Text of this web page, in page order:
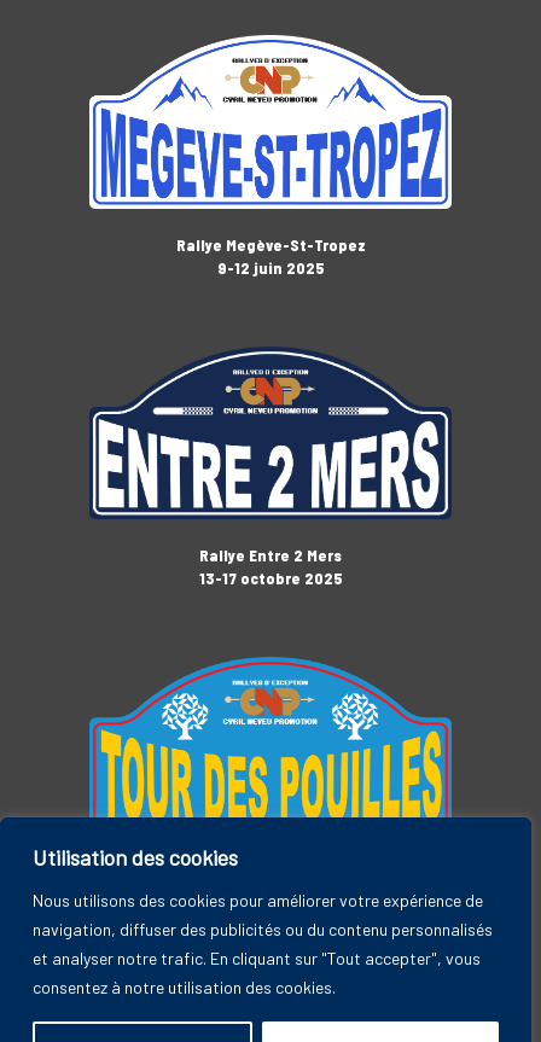
Utilisation des cookies
Nous utilisons des cookies pour améliorer votre expérience de
navigation, diffuser des publicités ou du contenu personnalisés
et analyser notre trafic. En cliquant sur "Tout accepter", vous
consentez à notre utilisation des cookies.
Rallye Megève-St-Tropez
9-12 juin 2025
Rallye Entre 2 Mers
13-17 octobre 2025
Tour des Pouilles